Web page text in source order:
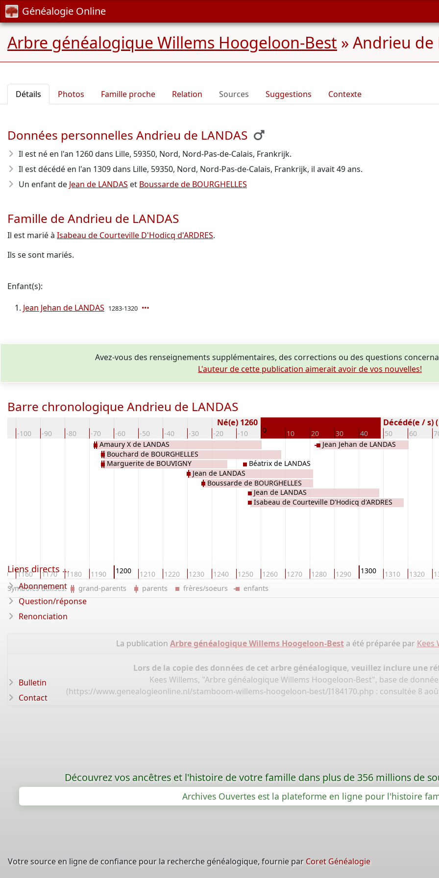
Généalogie Online
Arbre généalogique Willems Hoogeloon-Best » Andrieu de
Détails Photos Famille proche Relation Sources Suggestions Contexte
Données personnelles Andrieu de LANDAS
Il est né en l'an 1260dans Lille, 59350, Nord, Nord-Pas-de-Calais, Frankrijk.
Il est décédé en l'an 1309dans Lille, 59350, Nord, Nord-Pas-de-Calais, Frankrijk, il avait 49 ans.
Un enfant de Jean de LANDAS et Boussarde de BOURGHELLES
Famille de Andrieu de LANDAS
Il est marié à Isabeau de Courteville D'Hodicq d'ARDRES.
Ils se sont mariés.
Enfant(s):
Jean Jehan de LANDAS 1283-1320
Avez-vous des renseignements supplémentaires, des corrections ou des questions
L'auteur de cette publication aimerait avoir de vos nouvelles!
Barre chronologique Andrieu de LANDAS
-100 -90 -80 -70 -60 -50 -40 -30 -20 -10 0 10 20 30 40 50 60
Né(e) 1260 Décédé(e / s)
1160 1170 1180 1190 1200 1210 1220 1230 1240 1250 1260 1270 1280 1290 1300 1310 1320
Amaury X de LANDAS
Bouchard de BOURGHELLES
Marguerite de BOUVIGNY
Jean de LANDAS
Boussarde de BOURGHELLES
Béatrix de LANDAS
Jean de LANDAS
Isabeau de Courteville D'Hodicq d'ARDRES
Jean Jehan de LANDAS
Symboles utilisés: grand-parents parents frères/soeurs enfants
La publication Arbre généalogique Willems Hoogeloon-Besta été préparée par Kees
Lors de la copie des données de cet arbre généalogique, veuillez inclure une
Kees Willems, "Arbre généalogique Willems Hoogeloon-Best", base de
(https://www.genealogieonline.nl/stamboom-willems-hoogeloon-best/I184170.php : consultée 8
Liens directs ...
Abonnement
Question/réponse
Renonciation
Bulletin
Contact
Découvrez vos ancêtres et l'histoire de votre famille dans plus de 356 millions de
Archives Ouvertes est la plateforme en ligne pour l'histoire
Votre source en ligne de confiance pour la recherche généalogique, fournie par Coret Généalogie